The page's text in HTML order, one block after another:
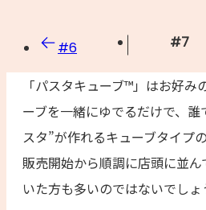
#6 #7
「パスタキューブ™︎」はお好み
ーブを一緒にゆでるだけで、
スタ”が作れるキューブタイプ
販売開始から順調に店頭に並
いた方も多いのではないでしょ